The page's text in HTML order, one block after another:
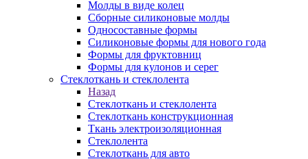
Молды в виде колец
Сборные силиконовые молды
Односоставные формы
Силиконовые формы для нового года
Формы для фруктовниц
Формы для кулонов и серег
Стеклоткань и стеклолента
Назад
Стеклоткань и стеклолента
Стеклоткань конструкционная
Ткань электроизоляционная
Стеклолента
Стеклоткань для авто